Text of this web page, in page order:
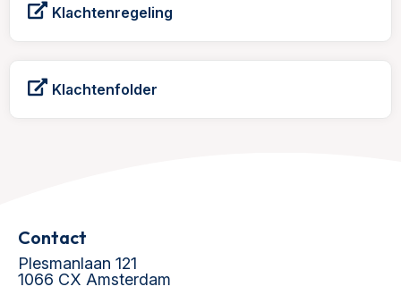
Klachtenregeling
Klachtenfolder
Contact
Plesmanlaan 121
1066 CX Amsterdam